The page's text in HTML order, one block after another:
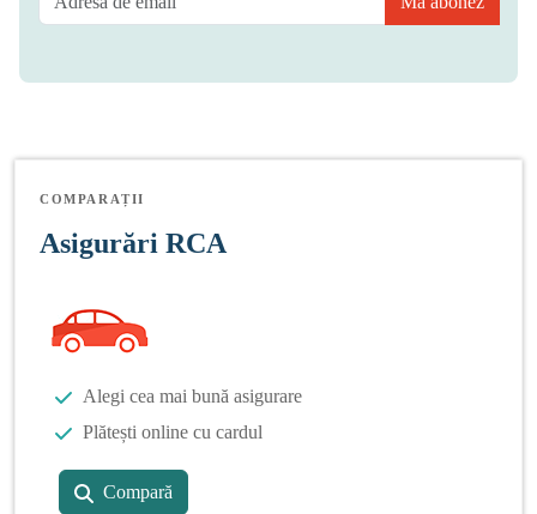
COMPARAȚII
Asigurări RCA
Alegi cea mai bună asigurare
Plătești online cu cardul
Compară